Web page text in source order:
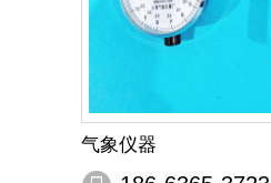
气象仪器